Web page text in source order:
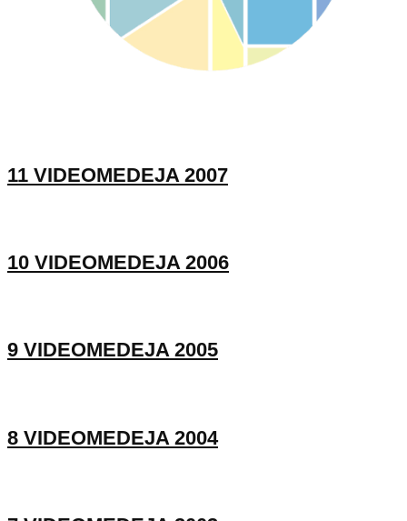
11 VIDEOMEDEJA 2007
10 VIDEOMEDEJA 2006
9 VIDEOMEDEJA 2005
8 VIDEOMEDEJA 2004